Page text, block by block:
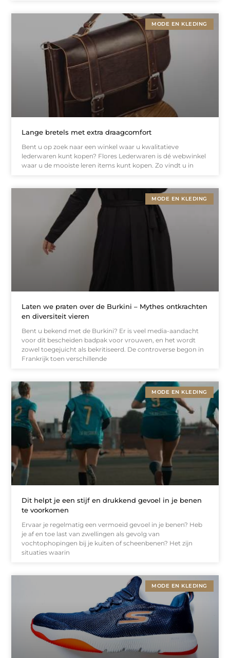
MODE EN KLEDING
Lange bretels met extra draagcomfort
Bent u op zoek naar een winkel waar u kwalitatieve
lederwaren kunt kopen? Flores Lederwaren is dé webwinkel
waar u de mooiste leren items kunt kopen. Zo vindt u in
MODE EN KLEDING
Laten we praten over de Burkini – Mythes ontkrachten
en diversiteit vieren
Bent u bekend met de Burkini? Er is veel media-aandacht
voor dit bescheiden badpak voor vrouwen, en het wordt
zowel toegejuicht als bekritiseerd. De controverse begon in
Frankrijk toen verschillende
MODE EN KLEDING
Dit helpt je een stijf en drukkend gevoel in je benen
te voorkomen
Ervaar je regelmatig een vermoeid gevoel in je benen? Heb
je af en toe last van zwellingen als gevolg van
vochtophopingen bij je kuiten of scheenbenen? Het zijn
situaties waarin
MODE EN KLEDING